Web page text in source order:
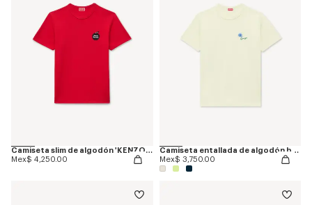
Camiseta slim de algodón 'KENZO Sounds'
Mex$ 4,250.00
Camiseta entallada de algodón bordada 'KENZO Tulip'
Mex$ 3,750.00